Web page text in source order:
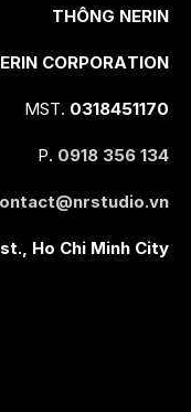
THÔNG NERIN
CORPORATION
MST. 0318451170
P. 0918 356 134
Ho Chi Minh City